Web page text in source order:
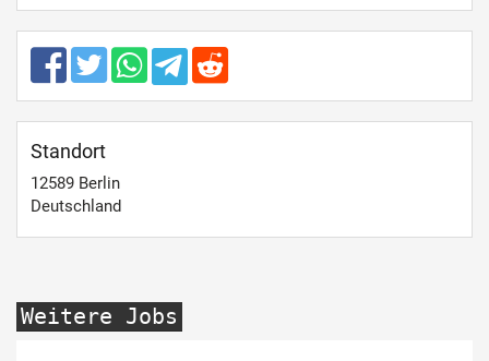
Standort
12589 Berlin
Deutschland
Weitere Jobs